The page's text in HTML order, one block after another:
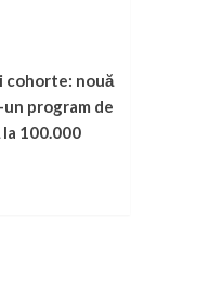
cohorte: nouă
program de
100.000